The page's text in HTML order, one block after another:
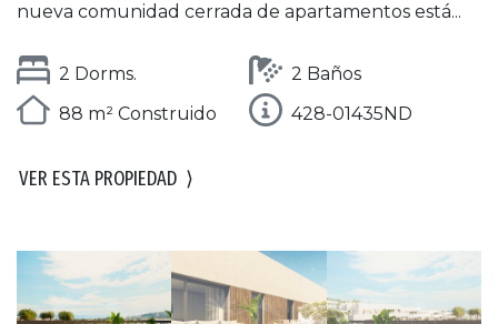
nueva comunidad cerrada de apartamentos está...
2 Dorms.
2 Baños
88 m² Construido
428-01435ND
VER ESTA PROPIEDAD ⟩